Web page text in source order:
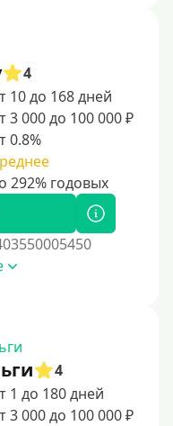
долга
4
10 до 168 дней
3 000 до 100 000 ₽
0.8%
4
1 до 180 дней
3 000 до 100 000 ₽